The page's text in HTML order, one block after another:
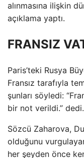
alınmasına ilişkin
açıklama yaptı.
FRANSIZ
Paris’teki Rusya
Fransız tarafıyla
şunları söyledi:
bir not verildi.” dedi.
Sözcü Zaharova,
olduğunu
her şeyden önce